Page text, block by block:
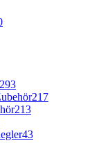
293
217
213
43